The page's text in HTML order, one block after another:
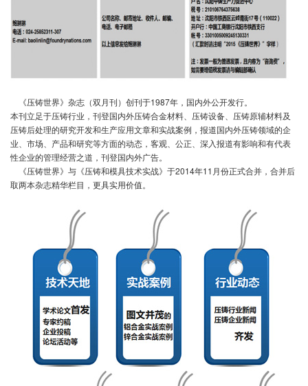
《压铸世界》杂志（双月刊）创刊于1987年，国内外公开发行。
本刊立足于压铸行业，刊登国内外压铸合金材料、压铸设备、压铸原辅材料及
压铸后处理的研究开发和生产应用文章和实战案例，报道国内外压铸领域的企
业、市场、产品和研究等方面的动态，客观、公正、深入报道有影响和有代表
性企业的管理经营之道，刊登国内外广告。
《压铸世界》与《压铸和模具技术实战》于2014年11月份正式合并，合并后
取两本杂志精华栏目，更具实用价值。